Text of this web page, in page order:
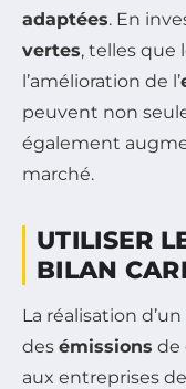
adaptées. En
vertes, telles que
l’amélioration de l’
peuvent non
également
marché.
UTILISER
BILAN
La réalisation d’un
des émissions de
aux entreprises